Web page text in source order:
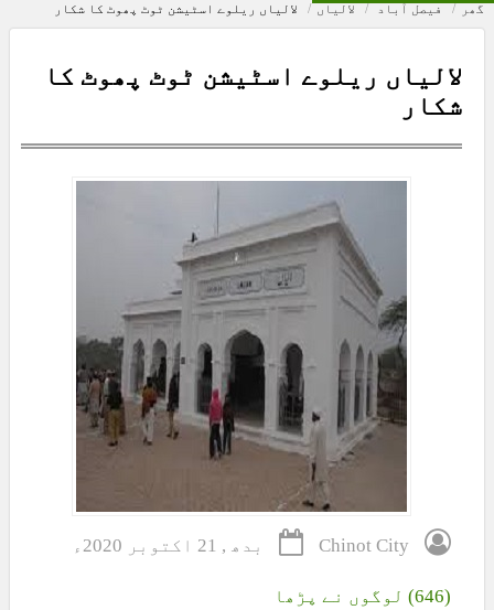
گھر فیصل آباد لالیاں لالیاں ریلوے اسٹیشن ٹوٹ پھوٹ کا شکار
لالیاں ریلوے اسٹیشن ٹوٹ پھوٹ کا
شکار
Chinot City بدھ , 21 اکتوبر 2020ء
(646) لوگوں نے پڑھا